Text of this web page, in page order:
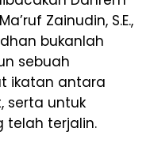
Zainudin, S.E.,
bukanlah
sebuah
ikatan antara
serta untuk
telah terjalin.